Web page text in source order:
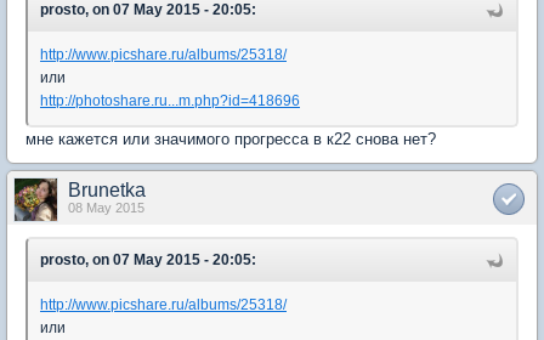
prosto, on 07 May 2015 - 20:05:
http://www.picshare.ru/albums/25318/
или
http://photoshare.ru...m.php?id=418696
мне кажется или значимого прогресса в к22 снова нет?
Brunetka
08 May 2015
prosto, on 07 May 2015 - 20:05:
http://www.picshare.ru/albums/25318/
или